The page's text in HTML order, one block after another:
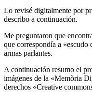
Lo revisé digitalmente por
describo a continuación.
Me preguntaron que
que correspondía a «escudo
armas parlantes.
A continuación resumo el
imágenes de la «Memòria
derechos «Creative